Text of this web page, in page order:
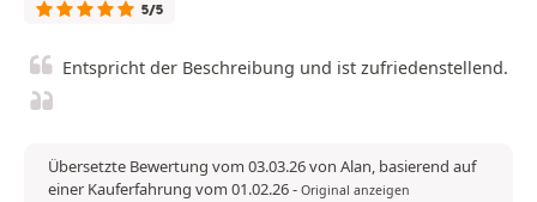
5/5
Entspricht der Beschreibung und ist zufriedenstellend.
Übersetzte Bewertung vom 03.03.26 von Alan, basierend auf
einer Kauferfahrung vom 01.02.26- Original anzeigen